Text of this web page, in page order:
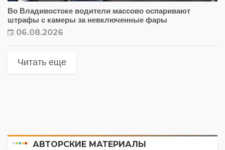
Во Владивостоке водители массово оспаривают
штрафы с камеры за невключенные фары
06.08.2026
Читать еще
АВТОРСКИЕ МАТЕРИАЛЫ